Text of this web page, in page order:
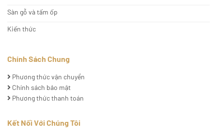
Sàn gỗ và tấm ốp
Kiến thức
Chính Sách Chung
Phương thức vận chuyển
Chính sách bảo mật
Phương thức thanh toán
Kết Nối Với Chúng Tôi